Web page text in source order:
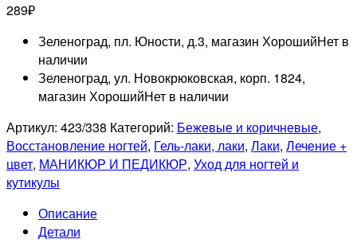
289₽
Зеленоград, пл. Юности, д.3, магазин ХорошийНет в
наличии
Зеленоград, ул. Новокрюковская, корп. 1824,
магазин ХорошийНет в наличии
Артикул: 423/338 Категорий: Бежевые и коричневые,
Восстановление ногтей, Гель-лаки, лаки, Лаки, Лечение +
цвет, МАНИКЮР И ПЕДИКЮР, Уход для ногтей и
кутикулы
Описание
Детали